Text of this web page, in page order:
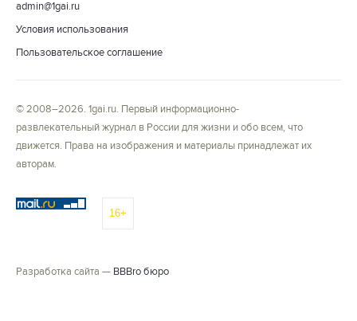
admin@1gai.ru
Условия использования
Пользовательское соглашение
© 2008–2026. 1gai.ru. Первый информационно-
развлекательный журнал в России для жизни и обо всем, что
движется. Права на изображения и материалы принадлежат их
авторам.
16+
Разработка сайта — BBBro бюро